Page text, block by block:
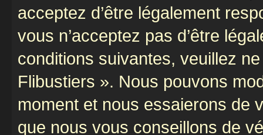
acceptez d’être légalement
vous n’acceptez pas d’être
conditions suivantes, veuillez
Flibustiers ». Nous pouvons
moment et nous essaierons de
que nous vous conseillons de